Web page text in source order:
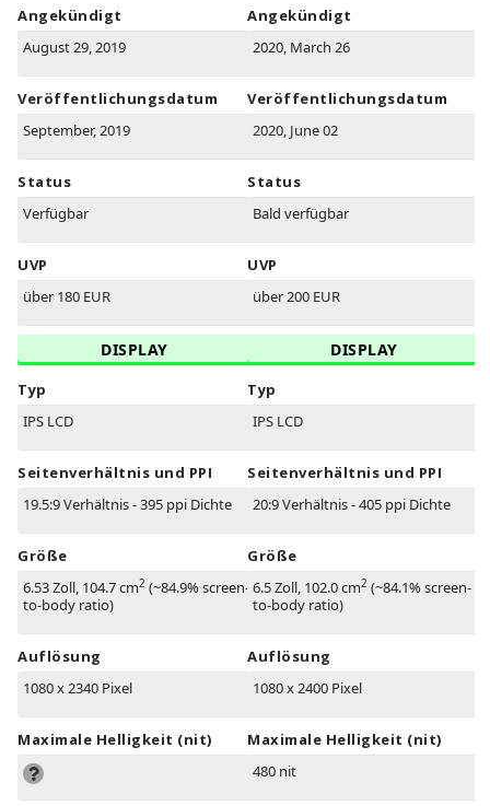
Angekündigt
August 29, 2019
Veröffentlichungsdatum
September, 2019
Status
Verfügbar
UVP
über 180 EUR
DISPLAY
Typ
IPS LCD
Seitenverhältnis und PPI
19.5:9 Verhältnis - 395 ppi Dichte
Größe
6.53 Zoll, 104.7 cm2 (~84.9% screen-
to-body ratio)
Auflösung
1080 x 2340 Pixel
Maximale Helligkeit (nit)
Angekündigt
2020, March 26
Veröffentlichungsdatum
2020, June 02
Status
Bald verfügbar
UVP
über 200 EUR
DISPLAY
Typ
IPS LCD
Seitenverhältnis und PPI
20:9 Verhältnis - 405 ppi Dichte
Größe
6.5 Zoll, 102.0 cm2 (~84.1% screen-
to-body ratio)
Auflösung
1080 x 2400 Pixel
Maximale Helligkeit (nit)
480 nit